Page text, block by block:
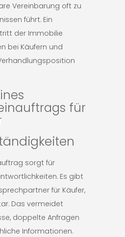
Vereinbarung oft zu
führt. Ein
der Immobilie
bei Käufern und
für
sorgt für
Es gibt
für Käufer,
Das vermeidet
doppelte Anfragen
Informationen.